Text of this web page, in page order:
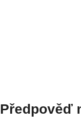
Předpověď